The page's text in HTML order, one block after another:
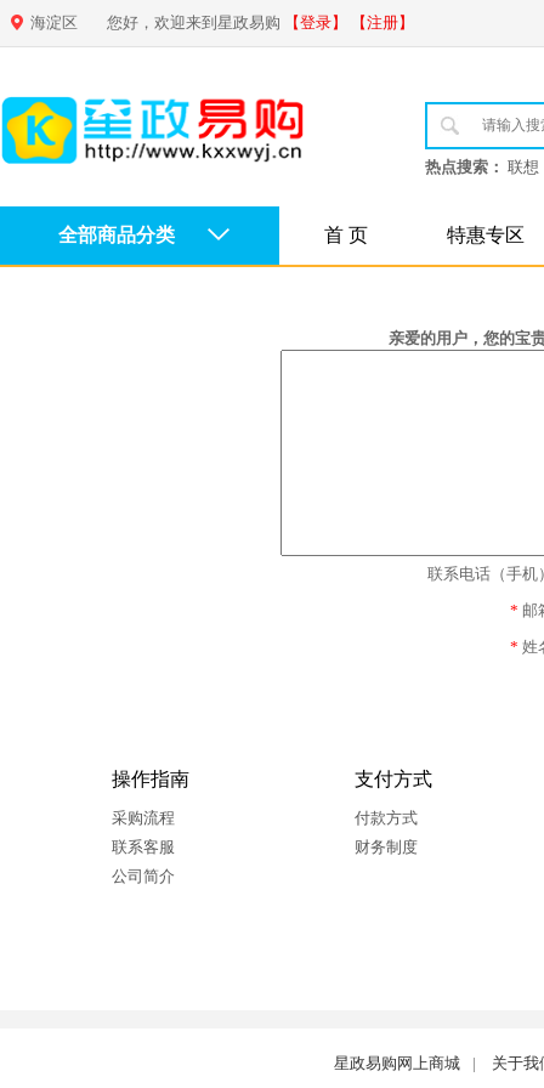
海淀区 您好，欢迎来到星政易购 【登录】 【注册】
热点搜索： 联想
全部商品分类 首 页 特惠专区
亲爱的用户，您的宝
联系电话（手机
* 邮
* 姓
操作指南
采购流程
联系客服
公司简介
支付方式
付款方式
财务制度
星政易购网上商城 | 关于我